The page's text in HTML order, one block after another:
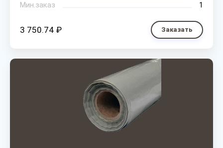
Мин.заказ
1
3 750.74 ₽ Заказать